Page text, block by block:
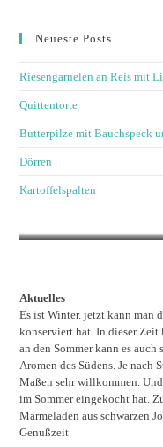
Neueste Posts
Riesengarnelen an Reis mit
Quittentorte
Butterpilze mit Bauchspeck
Dörren
Kartoffelspalten
Aktuelles
Es ist Winter. jetzt kann man
konserviert hat. In dieser
an den Sommer kann es
Aromen des Südens. Je nach
Maßen sehr willkommen.
im Sommer eingekocht hat.
Marmeladen aus schwarzen
Genußzeit